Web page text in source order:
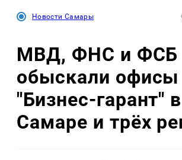
Новости Самары
МВД, ФНС и ФСБ
обыскали офисы
"Бизнес-гарант" в
Самаре и трёх